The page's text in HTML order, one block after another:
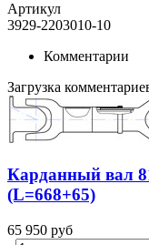
Артикул
3929-2203010-10
Комментарии
Загрузка
Карданный вал
(L=668+65)
65 950 руб